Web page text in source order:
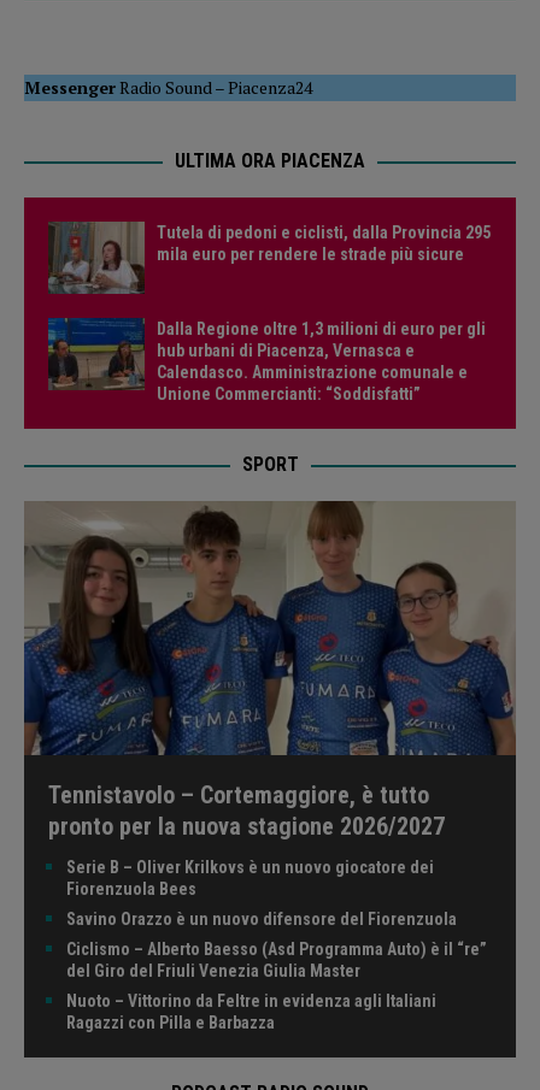
MessengerRadio Sound–Piacenza24
ULTIMA ORA PIACENZA
Tutela di pedoni e ciclisti, dalla Provincia 295
mila euro per rendere le strade più sicure
Dalla Regione oltre 1,3 milioni di euro per gli
hub urbani di Piacenza, Vernasca e
Calendasco. Amministrazione comunale e
Unione Commercianti: “Soddisfatti”
SPORT
Tennistavolo – Cortemaggiore, è tutto
pronto per la nuova stagione 2026/2027
Serie B – Oliver Krilkovs è un nuovo giocatore dei
Fiorenzuola Bees
Savino Orazzo è un nuovo difensore del Fiorenzuola
Ciclismo – Alberto Baesso (Asd Programma Auto) è il “re”
del Giro del Friuli Venezia Giulia Master
Nuoto – Vittorino da Feltre in evidenza agli Italiani
Ragazzi con Pilla e Barbazza